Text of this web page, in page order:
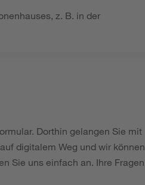
z. B. in der
Dorthin gelangen Sie mit
digitalem Weg und wir können
Sie uns einfach an. Ihre Fragen